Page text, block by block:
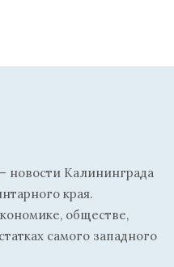
новости Калининграда
края.
обществе,
самого западного